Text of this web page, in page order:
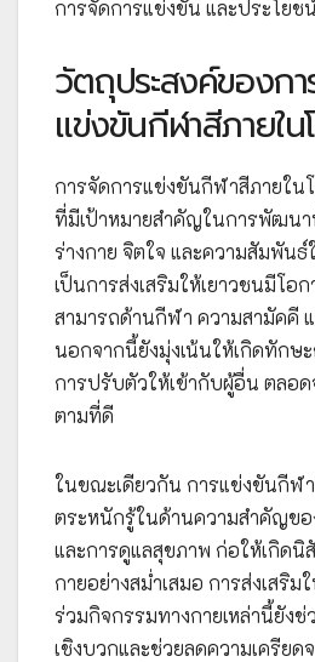
การจัดการแข่งขัน และประโยช
วัตถุประสงค์ของก
แข่งขันกีฬาสีภายใน
การจัดการแข่งขันกีฬาสีภายใน
ที่มีเป้าหมายสำคัญในการพัฒนา
ร่างกาย จิตใจ และความสัมพัน
เป็นการส่งเสริมให้เยาวชนมีโอ
สามารถด้านกีฬา ความสามัคคี
นอกจากนี้ยังมุ่งเน้นให้เกิดทักษ
การปรับตัวให้เข้ากับผู้อื่น ตลอ
ตามที่ดี
ในขณะเดียวกัน การแข่งขันกีฬ
ตระหนักรู้ในด้านความสำคัญขอ
และการดูแลสุขภาพ ก่อให้เกิดนิ
กายอย่างสม่ำเสมอ การส่งเสริม
ร่วมกิจกรรมทางกายเหล่านี้ยัง
เชิงบวกและช่วยลดความเครียด